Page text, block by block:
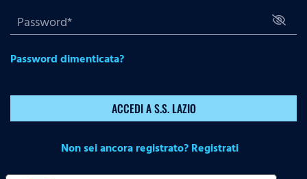
Password dimenticata?
ACCEDI A S.S. LAZIO
Non sei ancora registrato? Registrati